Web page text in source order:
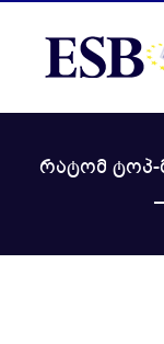
რატომ ტოპ-